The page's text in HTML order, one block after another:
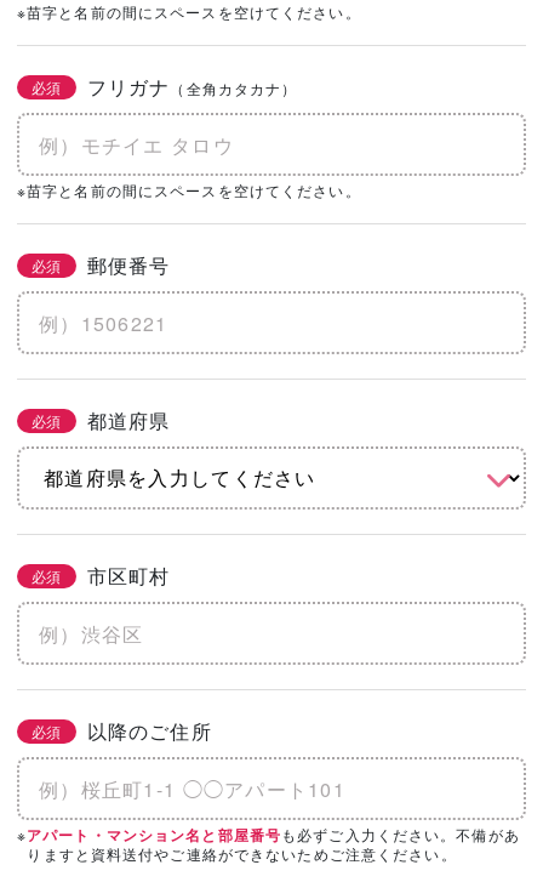
※苗字と名前の間にスペースを空けてください。
必須 フリガナ （全角カタカナ）
※苗字と名前の間にスペースを空けてください。
必須 郵便番号
必須 都道府県
必須 市区町村
必須 以降のご住所
※アパート・マンション名と部屋番号も必ずご入力ください。不備があ
りますと資料送付やご連絡ができないためご注意ください。